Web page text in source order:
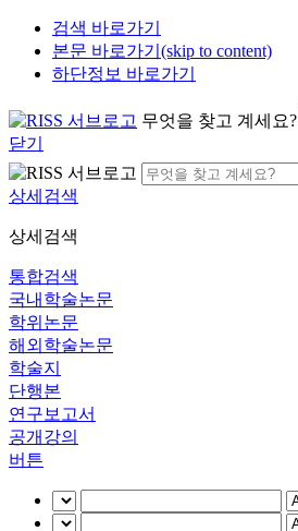
검색 바로가기
본문 바로가기(skip to content)
하단정보 바로가기
무엇을 찾고 계세요?
닫기
상세검색
상세검색
통합검색
국내학술논문
학위논문
해외학술논문
학술지
단행본
연구보고서
공개강의
버튼